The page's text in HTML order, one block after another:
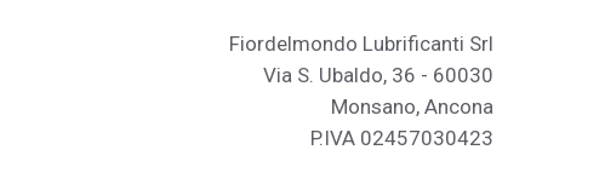
Fiordelmondo Lubrificanti Srl
Via S. Ubaldo, 36 - 60030
Monsano, Ancona
P.IVA 02457030423